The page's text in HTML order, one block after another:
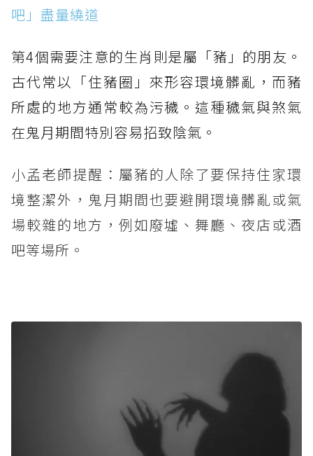
吧」盡量繞道
第4個需要注意的生肖則是屬「豬」的朋友。
古代常以「住豬圈」來形容環境髒亂，而豬
所處的地方通常較為污穢。這種穢氣與煞氣
在鬼月期間特別容易招致陰氣。
小孟老師提醒：屬豬的人除了要保持住家環
境整潔外，鬼月期間也要避開環境髒亂或氣
場較雜的地方，例如廢墟、舞廳、夜店或酒
吧等場所。